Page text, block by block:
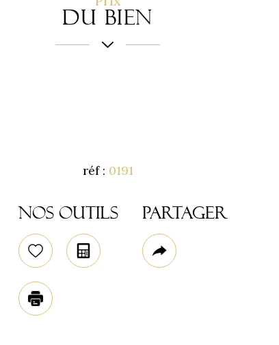
du bien
réf : 0191
Plus d'infos
Code postal
45320
surface terrain
Nos outils
SélectionnerCalculatrice
Imprimer
Partager
Plus
de